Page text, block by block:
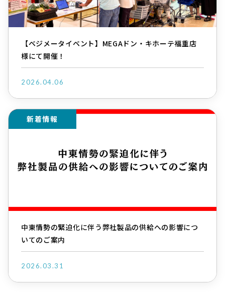
【ベジメータイベント】MEGAドン・キホーテ福重店
様にて開催！
2026.04.06
新着情報
中東情勢の緊迫化に伴う弊社製品の供給への影響につ
いてのご案内
2026.03.31